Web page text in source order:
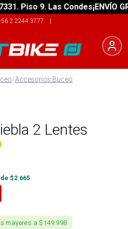
Piso 9. Las Condes¡ENVÍO
2 2244 3777 |
/Accesorios Buceo
2 Lentes
$2.665
mayores a $149.998